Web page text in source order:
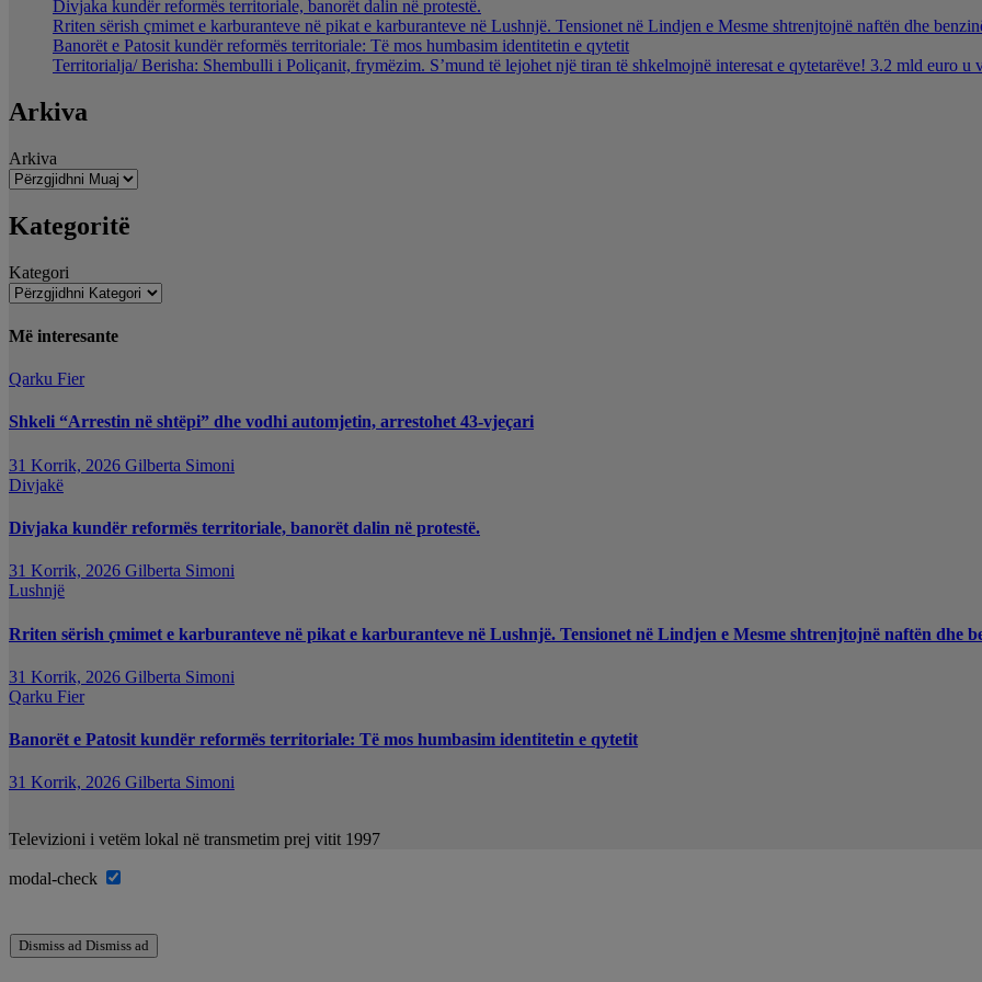
Divjaka kundër reformës territoriale, banorët dalin në protestë.
Rriten sërish çmimet e karburanteve në pikat e karburanteve në Lushnjë. Tensionet në Lindjen e Mesme shtrenjtojnë naftën dhe
Banorët e Patosit kundër reformës territoriale: Të mos humbasim identitetin e qytetit
Territorialja/ Berisha: Shembulli i Poliçanit, frymëzim. S’mund të lejohet një tiran të shkelmojnë interesat e qytetarëve! 3.2 mld euro u
Arkiva
Arkiva
Kategoritë
Kategori
Më interesante
Qarku Fier
Shkeli “Arrestin në shtëpi” dhe vodhi automjetin, arrestohet 43-vjeçari
31 Korrik, 2026 Gilberta Simoni
Divjakë
Divjaka kundër reformës territoriale, banorët dalin në protestë.
31 Korrik, 2026 Gilberta Simoni
Lushnjë
Rriten sërish çmimet e karburanteve në pikat e karburanteve në Lushnjë. Tensionet në Lindjen e Mesme shtrenjtojnë naftën dhe
31 Korrik, 2026 Gilberta Simoni
Qarku Fier
Banorët e Patosit kundër reformës territoriale: Të mos humbasim identitetin e qytetit
31 Korrik, 2026 Gilberta Simoni
Televizioni i vetëm lokal në transmetim prej vitit 1997
modal-check
Dismiss ad Dismiss ad